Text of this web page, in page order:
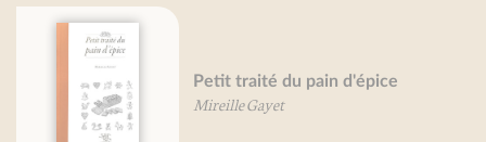
Petit traité de la sardine
Mireille Gayet